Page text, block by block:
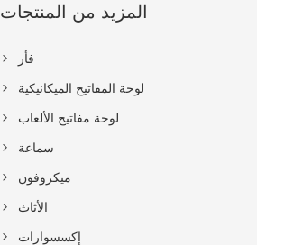
المزيد من المنتجات
فأر
لوحة المفاتيح الميكانيكية
لوحة مفاتيح الألعاب
سماعة
ميكروفون
الأثاث
إكسسوارات